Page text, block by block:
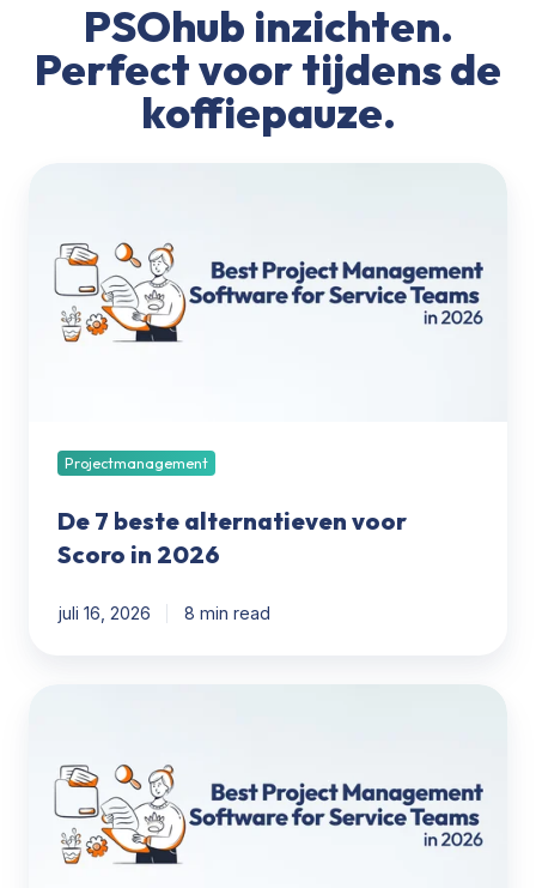
PSOhub inzichten.
Perfect voor tijdens de
koffiepauze.
alternatieven
voor
Scoro
Projectmanagement
De 7 beste alternatieven voor
Scoro in 2026
juli 16, 2026 8 min read
alternatieven
voor
Scoro